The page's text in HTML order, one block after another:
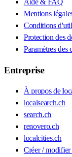
Mentions
Conditions
Protection des
Paramètres des
Entreprise
À propos de
localsearch.ch
search.ch
renovero.ch
localcities.ch
Créer /